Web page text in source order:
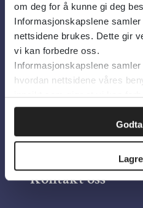
om deg for å kunne gi deg
Informasjonskapslene
nettsidene brukes. Dette gir
vi kan forbedre oss.
Informasjonskapslene
hvordan nettsidene våres
innsikt som gjør at vi kan
Lagre
Om oss
Om Helsebiblioteket
Personvern og
Tilgjengelighetserklæring
Information in English
Bilder fra
Kontakt oss